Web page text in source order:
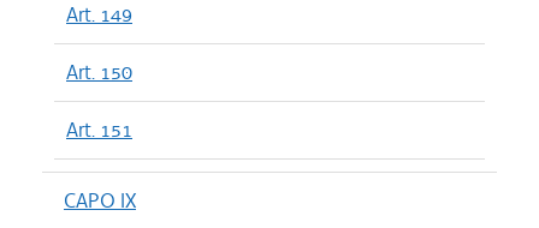
Art. 149
Art. 150
Art. 151
CAPO IX